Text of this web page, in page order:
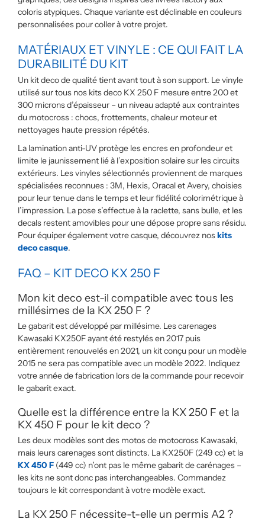
coloris atypiques. Chaque variante est déclinable en couleurs
personnalisées pour coller à votre projet.
MATÉRIAUX ET VINYLE : CE QUI FAIT LA
DURABILITÉ DU KIT
Un kit deco de qualité tient avant tout à son support. Le vinyle
utilisé sur tous nos kits deco KX 250 F mesure entre 200 et
300 microns d’épaisseur – un niveau adapté aux contraintes
du motocross : chocs, frottements, chaleur moteur et
nettoyages haute pression répétés.
La lamination anti-UV protège les encres en profondeur et
limite le jaunissement lié à l’exposition solaire sur les circuits
extérieurs. Les vinyles sélectionnés proviennent de marques
spécialisées reconnues : 3M, Hexis, Oracal et Avery, choisies
pour leur tenue dans le temps et leur fidélité colorimétrique à
l’impression. La pose s’effectue à la raclette, sans bulle, et les
decals restent amovibles pour une dépose propre sans résidu.
Pour équiper également votre casque, découvrez noskits
deco casque.
FAQ – KIT DECO KX 250 F
Mon kit deco est-il compatible avec tous les
millésimes de la KX 250 F ?
Le gabarit est développé par millésime. Les carenages
Kawasaki KX250F ayant été restylés en 2017 puis
entièrement renouvelés en 2021, un kit conçu pour un modèle
2015 ne sera pas compatible avec un modèle 2022. Indiquez
votre année de fabrication lors de la commande pour recevoir
le gabarit exact.
Quelle est la différence entre la KX 250 F et la
KX 450 F pour le kit deco ?
Les deux modèles sont des motos de motocross Kawasaki,
mais leurs carenages sont distincts. La KX250F (249 cc) et la
KX 450 F (449 cc) n’ont pas le même gabarit de carénages –
les kits ne sont donc pas interchangeables. Commandez
toujours le kit correspondant à votre modèle exact.
La KX 250 F nécessite-t-elle un permis A2 ?